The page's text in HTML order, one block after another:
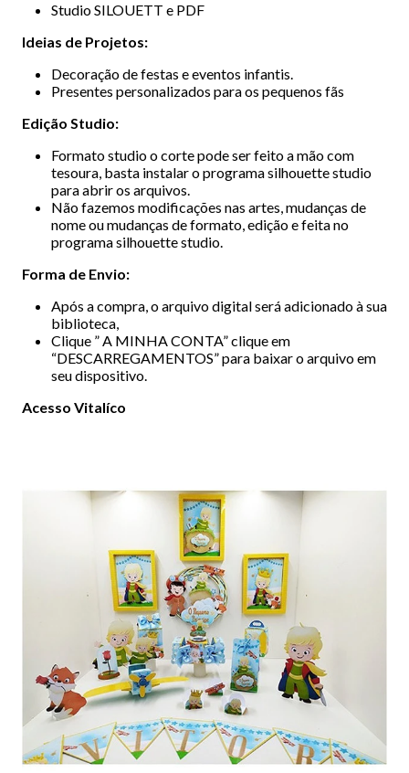
Studio SILOUETT e PDF
Ideias de Projetos:
Decoração de festas e eventos infantis.
Presentes personalizados para os pequenos fãs
Edição Studio:
Formato studio o corte pode ser feito a mão com
tesoura, basta instalar o programa silhouette studio
para abrir os arquivos.
Não fazemos modificações nas artes, mudanças de
nome ou mudanças de formato, edição e feita no
programa silhouette studio.
Forma de Envio:
Após a compra, o arquivo digital será adicionado à sua
biblioteca,
Clique ” A MINHA CONTA” clique em
“DESCARREGAMENTOS” para baixar o arquivo em
seu dispositivo.
Acesso Vitalíco